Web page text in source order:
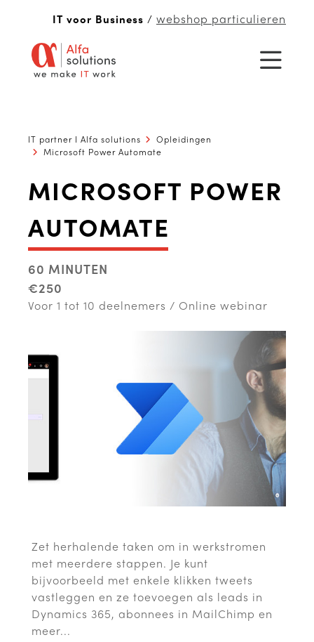
IT voor Business / webshop particulieren
IT partner I Alfa solutions
Opleidingen
Microsoft Power Automate
MICROSOFT POWER
AUTOMATE
60 MINUTEN
€250
Voor 1 tot 10 deelnemers / Online webinar
Zet herhalende taken om in werkstromen
met meerdere stappen. Je kunt
bijvoorbeeld met enkele klikken tweets
vastleggen en ze toevoegen als leads in
Dynamics 365, abonnees in MailChimp en
meer...